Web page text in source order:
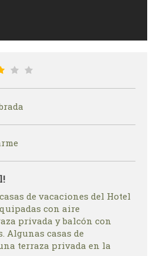
de vacaciones del Hotel
con aire
privada y balcón con
Algunas casas de
terraza privada en la